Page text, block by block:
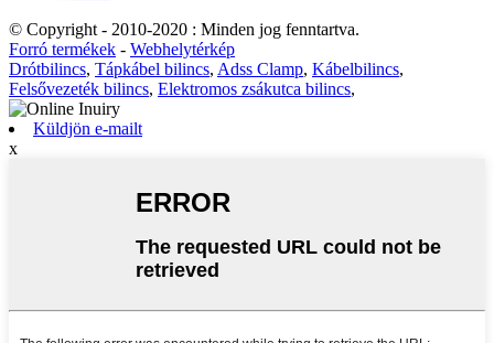
© Copyright - 2010-2020 : Minden jog fenntartva.
Forró termékek - Webhelytérkép
Drótbilincs, Tápkábel bilincs, Adss Clamp, Kábelbilincs,
Felsővezeték bilincs, Elektromos zsákutca bilincs,
Küldjön e-mailt
x